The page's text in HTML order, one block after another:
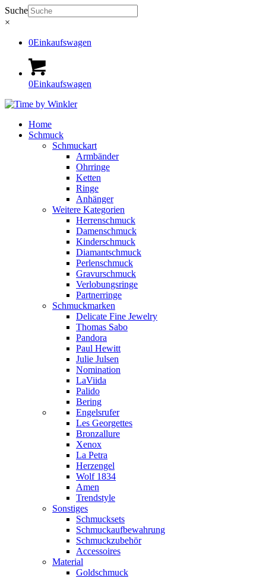
Suche
×
0Einkaufswagen
0Einkaufswagen
Home
Schmuck
Schmuckart
Armbänder
Ohrringe
Ketten
Ringe
Anhänger
Weitere Kategorien
Herrenschmuck
Damenschmuck
Kinderschmuck
Diamantschmuck
Perlenschmuck
Gravurschmuck
Verlobungsringe
Partnerringe
Schmuckmarken
Delicate Fine Jewelry
Thomas Sabo
Pandora
Paul Hewitt
Julie Julsen
Nomination
LaViida
Palido
Bering
Engelsrufer
Les Georgettes
Bronzallure
Xenox
La Petra
Herzengel
Wolf 1834
Amen
Trendstyle
Sonstiges
Schmucksets
Schmuckaufbewahrung
Schmuckzubehör
Accessoires
Material
Goldschmuck